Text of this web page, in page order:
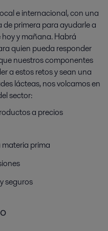
e internacional, con una
primera para ayudarle a
y mañana. Habrá
quien pueda responder
nuestros componentes
a estos retos y sean una
lácteas, nos volcamos en
sector:
a precios
prima
seguros